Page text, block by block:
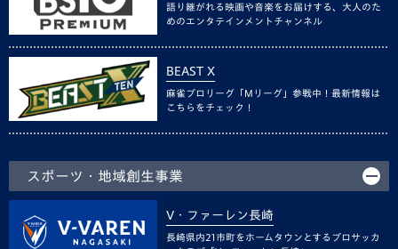
語り継がれる映画や音楽をお届けする、大人のた
めのエンタテインメントチャンネル
BEAST X
麻雀プロリーグ「Mリーグ」参戦中！最新情報は
こちらをチェック！
スポーツ・地域創生事業
V・ファーレン長崎
長崎県内21市町をホームタウンとするプロサッカ